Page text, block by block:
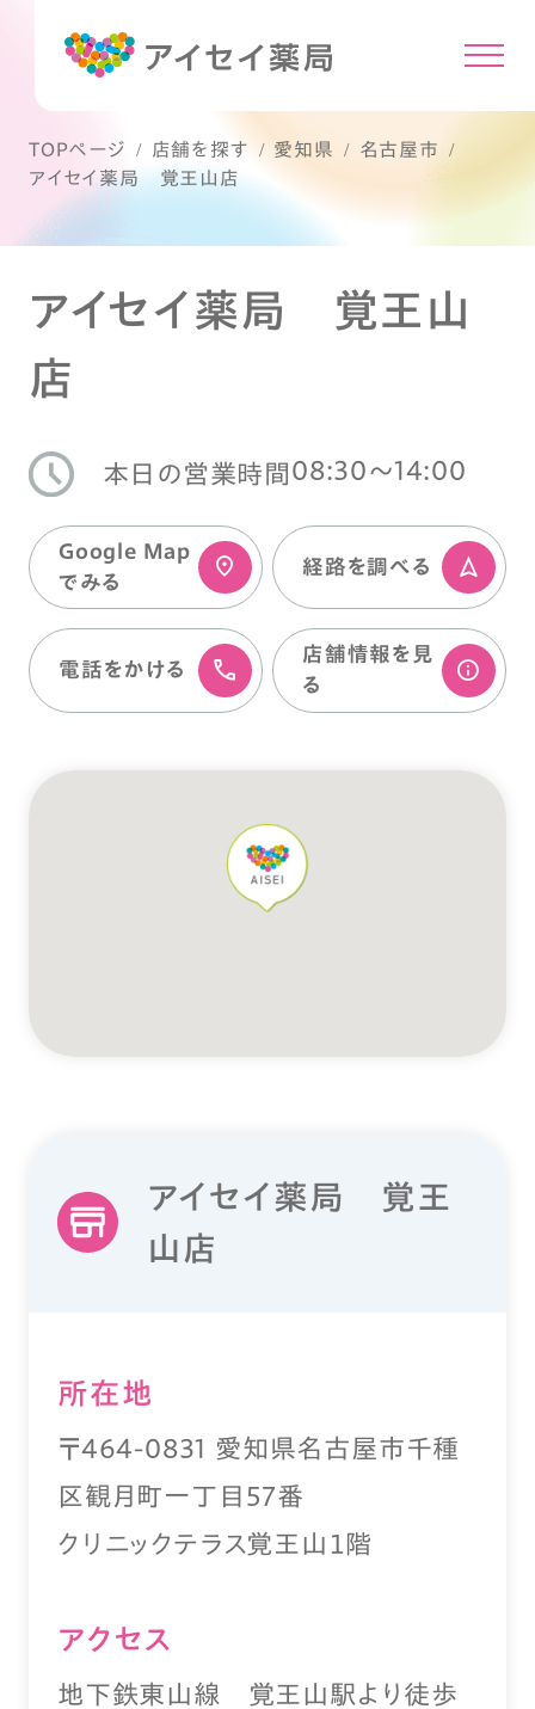
TOPページ 店舗を探す 愛知県
名古屋市
アイセイ薬局 覚王山店
アイセイ薬局 覚王山
店
本日の営業時間 08:30〜14:00
Google Map
でみる
経路を調べる
電話をかける
店舗情報を⾒
る
アイセイ薬局 覚王
山店
所在地
〒464-0831 愛知県名古屋市千種
区観月町一丁目57番
クリニックテラス覚王山１階
アクセス
地下鉄東山線 覚王山駅より徒歩